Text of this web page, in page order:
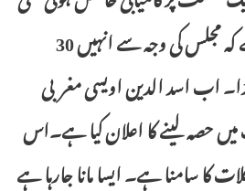
لیکن کانگریس کا الزام ہے کہ مجلس کی وجہ سے انہیں 30
اب اسد الدین اویسی مغربی
میں حصہ لینے کا اعلان کیا ہے۔اس
کا سامنا ہے۔ ایسا مانا جارہا ہے